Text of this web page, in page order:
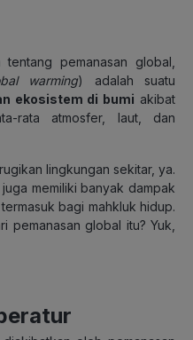
pemanasan global,
warming) adalah suatu
ekosistem di bumi akibat
rata atmosfer, laut, dan
lingkungan sekitar, ya.
memiliki banyak dampak
bagi mahkluk hidup.
pemanasan global itu? Yuk,